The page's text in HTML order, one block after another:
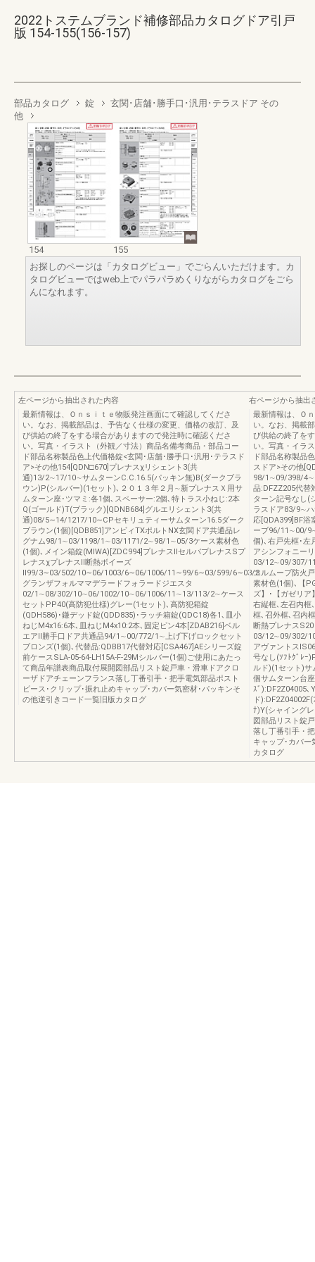
2022トステムブランド補修部品カタログドア引戸
版 154-155(156-157)
部品カタログ 錠
玄関･店舗･勝手口･汎用･テラスドア その
他
154
155
お探しのページは「カタログビュー」でごらんいただけます。カ
タログビューではweb上でパラパラめくりながらカタログをごら
んになれます。
左ページから抽出された内容
最新情報は、Ｏｎｓｉｔｅ物販発注画面にて確認してくださ
い。なお、掲載部品は、予告なく仕様の変更、価格の改訂、及
び供給の終了をする場合がありますので発注時に確認くださ
い。写真・イラスト（外観／寸法）商品名備考商品・部品コー
ド部品名称製品色上代価格錠<玄関･店舗･勝手口･汎用･テラスド
ア>その他154[QDN□670]プレナスχリシェント3(共
通)13/2∼17/10∼サムターンC.C.16.5(パッキン無)B(ダークブラ
ウン)P(シルバー)(1セット)､２０１３年２月∼新プレナスＸ用サ
ムターン座･ツマミ:各1個､スペーサー:2個､特トラス小ねじ:2本
Q(ゴールド)T(ブラック)[QDNB684]グルエリシェント3(共
通)08/5∼14/1217/10∼CPセキリュティーサムターン16.5ダーク
ブラウン(1個)[QDB851]アンビィTXポルトNX玄関ドア共通品レ
グナム98/1∼03/1198/1∼03/1171/2∼98/1∼05/3ケース素材色
(1個)､メイン箱錠(MIWA)[ZDC994]プレナスⅡセルバプレナスSプ
レナスχプレナスⅡ断熱ボイーズ
Ⅱ99/3∼03/502/10∼06/1003/6∼06/1006/11∼99/6∼03/599/6∼03/3
グランザフォルママデラードフォラードジエスタ
02/1∼08/302/10∼06/1002/10∼06/1006/11∼13/113/2∼ケース
セットPP40(高防犯仕様)グレー(1セット)､高防犯箱錠
(QDH586)･鎌デッド錠(QDD835)･ラッチ箱錠(QDC18)各1､皿小
ねじM4x16:6本､皿ねじM4x10:2本､固定ピン4本[ZDAB216]ベル
エアⅡ勝手口ドア共通品94/1∼00/772/1∼上げ下げロックセット
ブロンズ(1個)､代替品:QDBB17代替対応[CSA467]AEシリーズ錠
前ケースSLA-05-64-LH15A-F-29Mシルバー(1個)ご使用にあたっ
て商品年譜表商品取付展開図部品リスト錠戸車・滑車ドアクロ
ーザドアチェーンフランス落し丁番引手・把手電気部品ポスト
ピース･クリップ･振れ止めキャップ･カバー気密材･パッキンそ
の他逆引きコード一覧旧版カタログ
右ページから抽出
最新情報は、Ｏ
い。なお、掲載
び供給の終了を
い。写真・イラ
ド部品名称製品
スドア>その他
98/1∼09/398/
品:DFZZ205代替
ターン記号なし(
ラスドア83/9∼ハ
応[QDA399]BF
ーブ96/11∼00/
個)､右戸先框･左
アシンフォニー
03/12∼09/307/
エルムーブ防火
素材色(1個)､【
ズ】･【ガゼリア
右縦框､左召内框
框､召外框､召内
断熱プレナス
03/12∼09/302/
アヴァントス
号なし(ｿﾌﾄｸﾞﾚｰ
ルド)(1セット)サ
個サムターン台
ｽﾞ):DF2Z04005､
ド
ﾅ)Y(シャイング
図部品リスト錠
落し丁番引手・
キャップ･カバー
カタログ